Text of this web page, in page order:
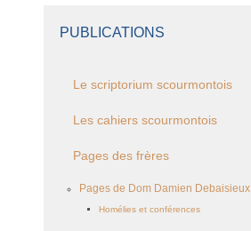
PUBLICATIONS
Le scriptorium scourmontois
Les cahiers scourmontois
Pages des frères
Pages de Dom Damien Debaisieux
Homélies et conférences